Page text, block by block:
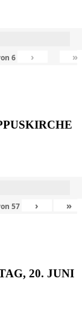
6 › »
57 › »
20. JUNI